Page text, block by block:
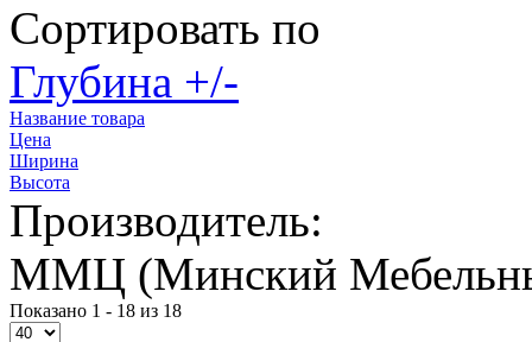
Сортировать по
Глубина +/-
Название товара
Цена
Ширина
Высота
Производитель:
ММЦ (Минский
Показано 1 - 18 из 18